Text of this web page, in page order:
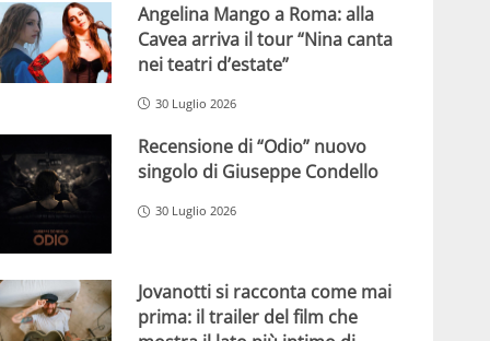
Angelina Mango a Roma: alla
Cavea arriva il tour “Nina canta
nei teatri d’estate”
30 Luglio 2026
Recensione di “Odio” nuovo
singolo di Giuseppe Condello
30 Luglio 2026
Jovanotti si racconta come mai
prima: il trailer del film che